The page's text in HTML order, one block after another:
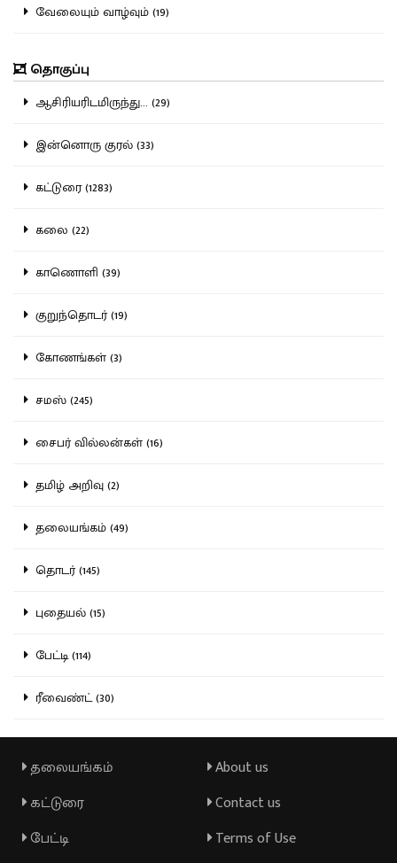
வேலையும் வாழ்வும் (19)
தொகுப்பு
ஆசிரியரிடமிருந்து... (29)
இன்னொரு குரல் (33)
கட்டுரை (1283)
கலை (22)
காணொளி (39)
குறுந்தொடர் (19)
கோணங்கள் (3)
சமஸ் (245)
சைபர் வில்லன்கள் (16)
தமிழ் அறிவு (2)
தலையங்கம் (49)
தொடர் (145)
புதையல் (15)
பேட்டி (114)
ரீவைண்ட் (30)
தலையங்கம்
கட்டுரை
பேட்டி
About us
Contact us
Terms of Use